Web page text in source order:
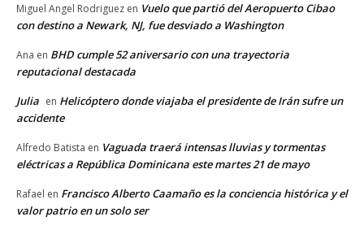
Miguel Angel Rodriguez en Vuelo que partió del Aeropuerto Cibao
con destino a Newark, NJ, fue desviado a Washington
Ana en BHD cumple 52 aniversario con una trayectoria
reputacional destacada
Julia en Helicóptero donde viajaba el presidente de Irán sufre un
accidente
Alfredo Batista en Vaguada traerá intensas lluvias y tormentas
eléctricas a República Dominicana este martes 21 de mayo
Rafael en Francisco Alberto Caamaño es la conciencia histórica y el
valor patrio en un solo ser